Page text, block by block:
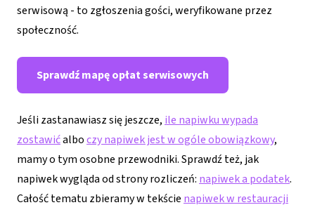
serwisową - to zgłoszenia gości, weryfikowane przez
społeczność.
Sprawdź mapę opłat serwisowych
Jeśli zastanawiasz się jeszcze, ile napiwku wypada
zostawićalboczy napiwek jest w ogóle obowiązkowy,
mamy o tym osobne przewodniki. Sprawdź też, jak
napiwek wygląda od strony rozliczeń: napiwek a podatek.
Całość tematu zbieramy w tekście napiwek w restauracji